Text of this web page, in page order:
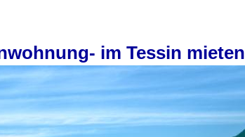
im Tessin mieten